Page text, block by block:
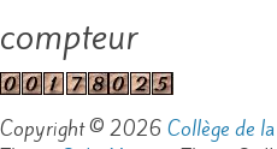
compteur
Copyright © 2026 Collège de